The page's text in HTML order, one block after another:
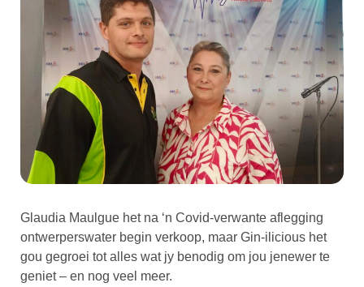
Glaudia Maulgue het na ‘n Covid-verwante aflegging
ontwerperswater begin verkoop, maar Gin-ilicious het
gou gegroei tot alles wat jy benodig om jou jenewer te
geniet – en nog veel meer.